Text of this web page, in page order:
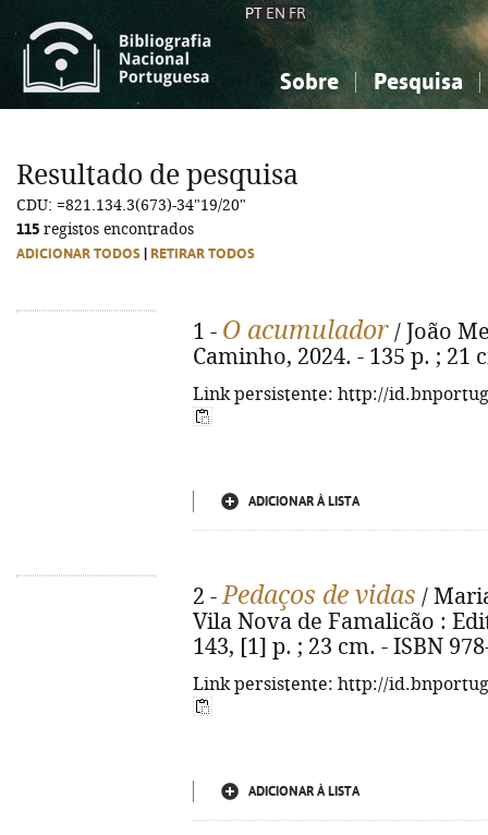
PT EN FR
Sobre Pesquisa
Ciências sociais...
Ciências sociais...
Resultado de pesquisa
CDU: =821.134.3(673)-34"19/20"
115 registos encontrados
ADICIONAR TODOS RETIRAR TODOS
1 - O acumulador / João
Caminho, 2024. - 135 p. ; 21
Link persistente: http://
ADICIONAR À LISTA
2 -Pedaços de vidas /
Vila Nova de Famalicão :
143, [1] p. ; 23 cm. - ISBN
Link persistente: http://
ADICIONAR À LISTA